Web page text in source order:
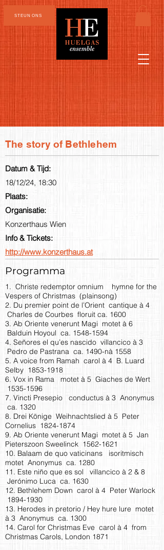
STEUN ONS
The story of Bethlehem
Datum & Tijd:
18/12/24, 18:30
Plaats:
Organisatie:
Konzerthaus Wien
Info & Tickets:
http://www.konzerthaus.at
Programma
1. Christe redemptor omnium hymne for the
Vespers of Christmas (plainsong)
2. Du premier point de l’Orient cantique à 4
Charles de Courbes floruit ca. 1600
3. Ab Oriente venerunt Magi motet à 6
Balduin Hoyoul ca. 1548-1594
4. Señores el qu’es nascido villancico à 3
Pedro de Pastrana ca. 1490-nà 1558
5. A voice from Ramah carol à 4 B. Luard
Selby 1853-1918
6. Vox in Rama motet à 5 Giaches de Wert
1535-1596
7. Vincti Presepio conductus à 3 Anonymus
ca. 1320
8. Drei Könige Weihnachtslied à 5 Peter
Cornelius 1824-1874
9. Ab Oriente venerunt Magi motet à 5 Jan
Pieterszoon Sweelinck 1562-1621
10. Balaam de quo vaticinans isoritmisch
motet Anonymus ca. 1280
11. Este niño que es sol villancico à 2 & 8
Jerónimo Luca ca. 1630
12. Bethlehem Down carol à 4 Peter Warlock
­1894-1930
13. Herodes in pretorio / Hey hure lure motet
à 3 Anonymus ca. 1300
14. Carol for Christmas Eve carol à 4 from
Christmas Carols, London 1871